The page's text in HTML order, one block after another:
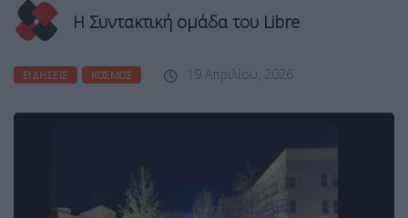
Η Συντακτική ομάδα του Libre
ΕΙΔΉΣΕΙΣ ΚΌΣΜΟΣ 19 Απριλίου, 2026